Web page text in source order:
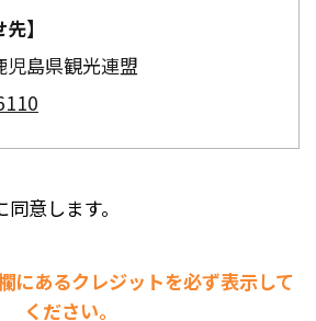
】
児島県観光連盟
意します。
にあるクレジットを必ず表示して
ください。